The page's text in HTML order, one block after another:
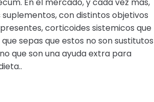
En el mercado, y cada vez mas,
con distintos objetivos
corticoides sistemicos que
sepas que estos no son sustitutos
que son una ayuda extra para